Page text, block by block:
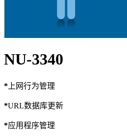
NU-3340
* 上网行为管理
*URL数据库更新
*应用程序管理